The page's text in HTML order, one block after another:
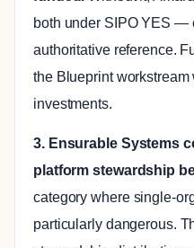
both under SIPO YES —
authoritative reference.
the Blueprint workstream
investments.
3. Ensurable Systems
platform stewardship
category where single-
particularly dangerous.